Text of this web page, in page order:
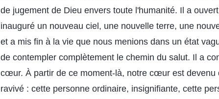
de jugement de Dieu envers toute l'humanité. Il a
inauguré un nouveau ciel, une nouvelle terre, une
et a mis fin à la vie que nous menions dans un état
de contempler complètement le chemin du salut. Il a
cœur. À partir de ce moment-là, notre cœur est devenu
ravivé : cette personne ordinaire, insignifiante, cette